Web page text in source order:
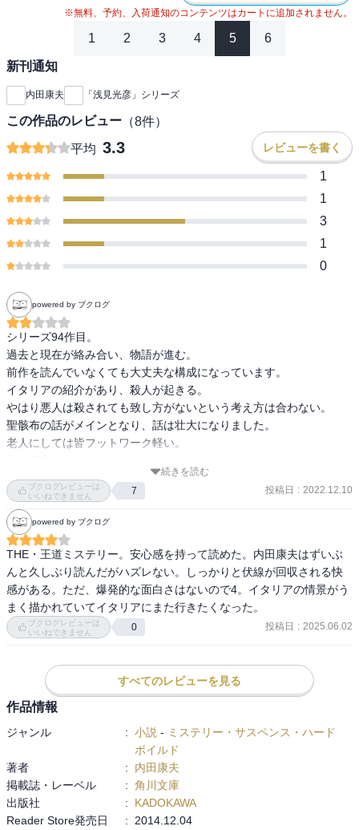
※無料、予約、入荷通知のコンテンツはカートに追加されません。
1 2 3 4 5 6
新刊通知
内田康夫 「浅見光彦」シリーズ
この作品のレビュー （8件）
平均 3.3 レビューを書く
1
1
3
1
0
powered by ブクログ
シリーズ94作目。
過去と現在が絡み合い、物語が進む。
前作を読んでいなくても大丈夫な構成になっています。
イタリアの紹介があり、殺人が起きる。
やはり悪人は殺されても致し方がないという考え方は合わない。
聖骸布の話がメインとなり、話は壮大になりました。
老人にしては皆フットワーク軽い。
続きを読む
ブクログレビューは
いいねできません
7 投稿日 : 2022.12.10
powered by ブクログ
THE・王道ミステリー。安心感を持って読めた。内田康夫はずいぶ
んと久しぶり読んだがハズレない。しっかりと伏線が回収される快
感がある。ただ、爆発的な面白さはないので4。イタリアの情景がう
まく描かれていてイタリアにまた行きたくなった。
ブクログレビューは
いいねできません
0 投稿日 : 2025.06.02
すべてのレビューを見る
作品情報
ジャンル : 小説 - ミステリー・サスペンス・ハード
ボイルド
著者
:
内田康夫
掲載誌・レーベル
: 角川文庫
出版社
:
KADOKAWA
Reader Store発売日
:
2014.12.04